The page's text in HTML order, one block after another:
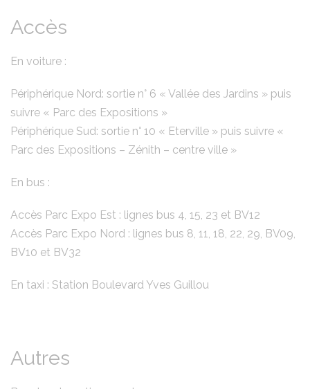
Accès
En voiture :
Périphérique Nord: sortie n° 6 « Vallée des Jardins » puis
suivre « Parc des Expositions »
Périphérique Sud: sortie n° 10 « Eterville » puis suivre «
Parc des Expositions – Zénith – centre ville »
En bus :
Accès Parc Expo Est : lignes bus 4, 15, 23 et BV12
Accès Parc Expo Nord : lignes bus 8, 11, 18, 22, 29, BV09,
BV10 et BV32
En taxi : Station Boulevard Yves Guillou
Autres